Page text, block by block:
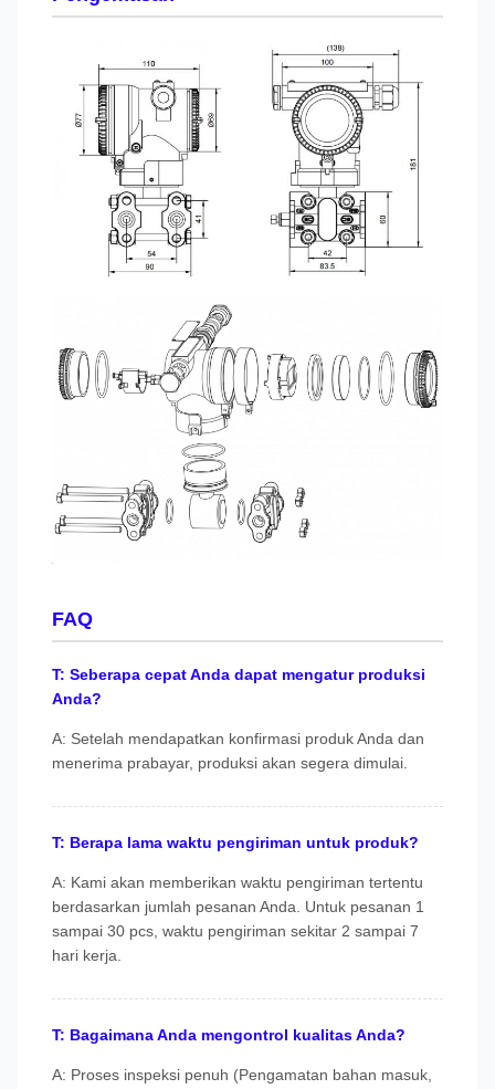
FAQ
T: Seberapa cepat Anda dapat mengatur produksi
Anda?
A: Setelah mendapatkan konfirmasi produk Anda dan
menerima prabayar, produksi akan segera dimulai.
T: Berapa lama waktu pengiriman untuk produk?
A: Kami akan memberikan waktu pengiriman tertentu
berdasarkan jumlah pesanan Anda. Untuk pesanan 1
sampai 30 pcs, waktu pengiriman sekitar 2 sampai 7
hari kerja.
T: Bagaimana Anda mengontrol kualitas Anda?
A: Proses inspeksi penuh (Pengamatan bahan masuk,